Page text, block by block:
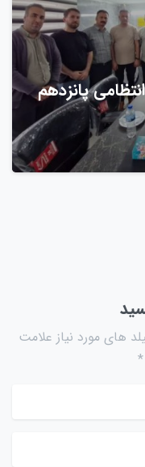
پانزدهم
های مورد نیاز علامت